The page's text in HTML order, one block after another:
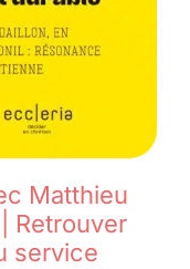
Matthieu
Retrouver
service